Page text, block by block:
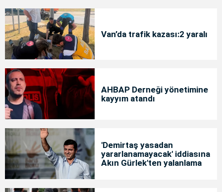
Van’da trafik kazası:2 yaralı
AHBAP Derneği yönetimine
kayyım atandı
'Demirtaş yasadan
yararlanamayacak' iddiasına
Akın Gürlek'ten yalanlama